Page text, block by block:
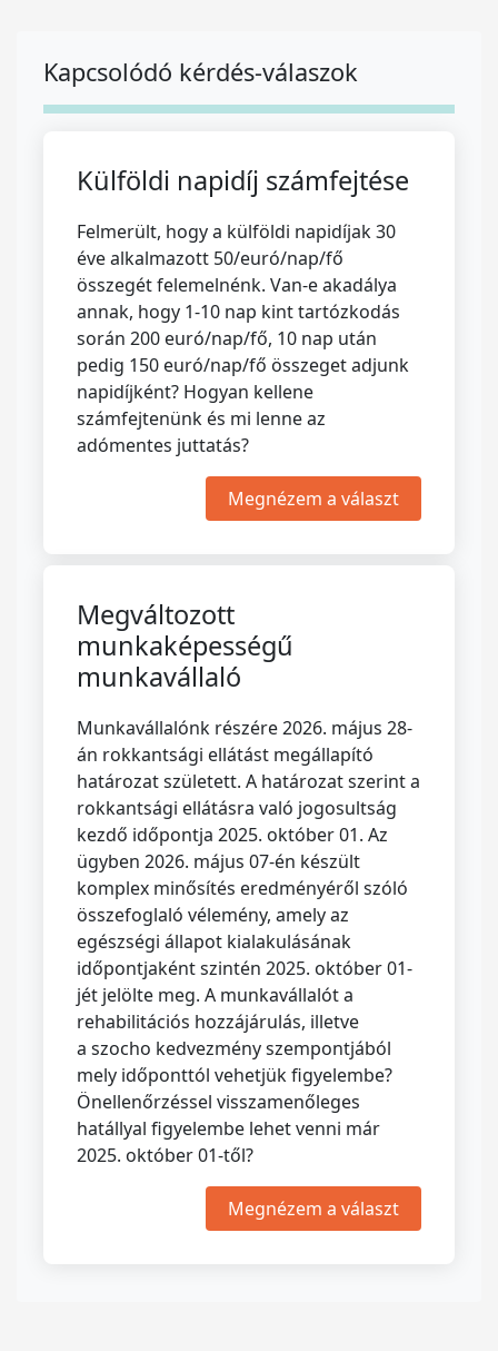
Kapcsolódó kérdés-válaszok
Külföldi napidíj számfejtése
Felmerült, hogy a külföldi napidíjak 30
éve alkalmazott 50/euró/nap/fő
összegét felemelnénk. Van-e akadálya
annak, hogy 1-10 nap kint tartózkodás
során 200 euró/nap/fő, 10 nap után
pedig 150 euró/nap/fő összeget adjunk
napidíjként? Hogyan kellene
számfejtenünk és mi lenne az
adómentes juttatás?
Megnézem a választ
Megváltozott
munkaképességű
munkavállaló
Munkavállalónk részére 2026. május 28-
án rokkantsági ellátást megállapító
határozat született. A határozat szerint a
rokkantsági ellátásra való jogosultság
kezdő időpontja 2025. október 01. Az
ügyben 2026. május 07-én készült
komplex minősítés eredményéről szóló
összefoglaló vélemény, amely az
egészségi állapot kialakulásának
időpontjaként szintén 2025. október 01-
jét jelölte meg. A munkavállalót a
rehabilitációs hozzájárulás, illetve
a szocho kedvezmény szempontjából
mely időponttól vehetjük figyelembe?
Önellenőrzéssel visszamenőleges
hatállyal figyelembe lehet venni már
2025. október 01-től?
Megnézem a választ